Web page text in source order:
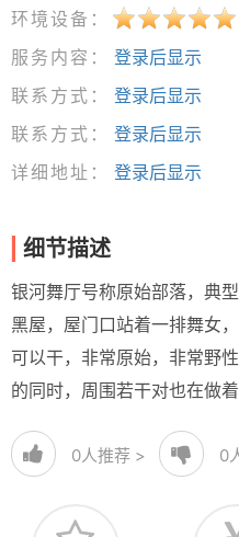
环境设备：
服务内容：
登录后显示
联系方式：
登录后显示
联系方式：
登录后显示
详细地址：
登录后显示
细节描述
银河舞厅号称原始部落，典
黑屋，屋门口站着一排舞女
可以干，非常原始，非常野
的同时，周围若干对也在做着
0人推荐 > 0